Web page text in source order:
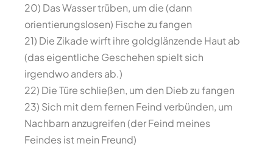
20) Das Wasser trüben, um die (dann
orientierungslosen) Fische zu fangen
21) Die Zikade wirft ihre goldglänzende Haut ab
(das eigentliche Geschehen spielt sich
irgendwo anders ab.)
22) Die Türe schließen, um den Dieb zu fangen
23) Sich mit dem fernen Feind verbünden, um
Nachbarn anzugreifen (der Feind meines
Feindes ist mein Freund)